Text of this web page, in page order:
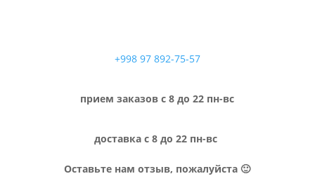
+998 97 892-75-57
прием заказов с 8 до 22 пн-вс
доставка с 8 до 22 пн-вс
Оставьте нам отзыв, пожалуйста 🙂